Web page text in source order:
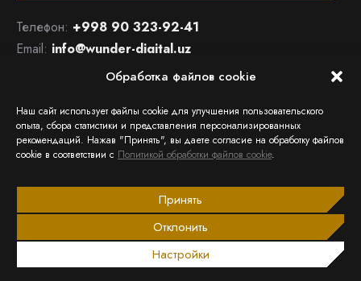
Обработка файлов cookie
Наш сайт использует файлы cookie для улучшения пользовательского
опыта, сбора статистики и представления персонализированных
рекомендаций. Нажав "Принять", вы даете согласие на обработку файлов
cookie в соответствии с Политикой обработки файлов cookie.
Принять
Отклонить
Настройки
Телефон: +998 90 323-92-41
Email: info@wunder-digital.uz
ООО «WUNDER DIGITAL»
район, ул.Афросиаб, 8А
Открыть в Google Maps
Страница
Facebook
Страница
Instagram
Страница
Email
Страница
Telegram
открывается
2013 – 2026 © Wunder Digital
Политики в отношении данных